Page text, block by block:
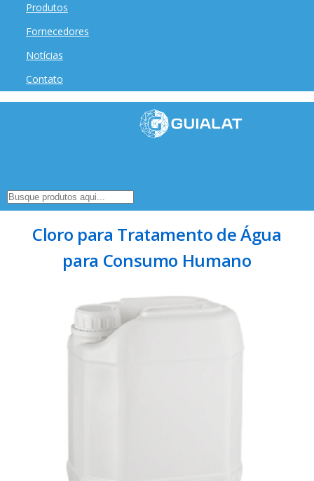
Produtos
Fornecedores
Notícias
Contato
Cloro para Tratamento de Água
para Consumo Humano